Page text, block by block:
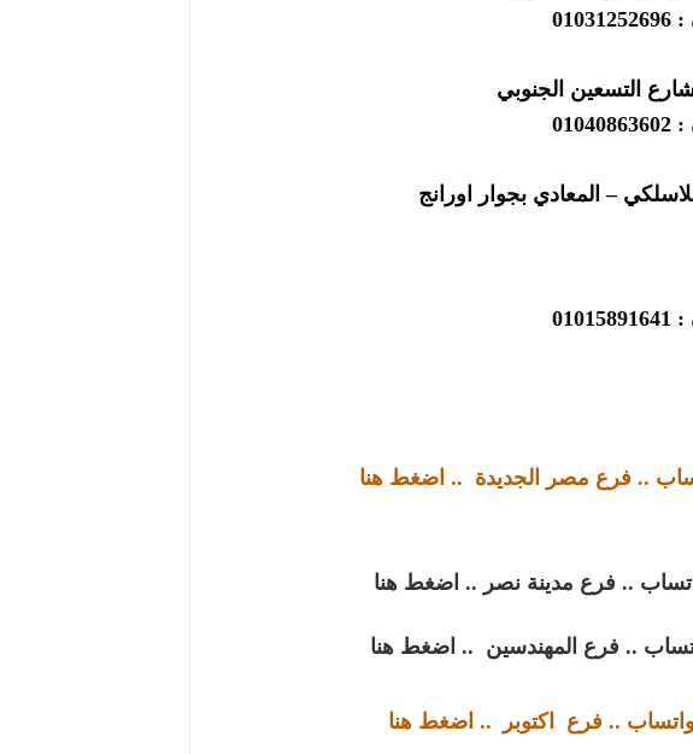
التسعين الجنوبي
– المعادي بجوار اورانج
.. فرع مصر الجديدة .. اضغط هنا
.. فرع مدينة نصر .. اضغط هنا
.. فرع المهندسين .. اضغط هنا
.. فرع اكتوبر .. اضغط هنا